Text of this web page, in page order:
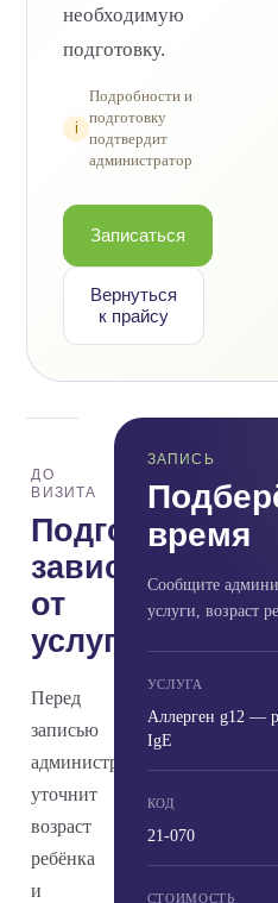
необходимую
подготовку.
i
Подробности и
подготовку
подтвердит
администратор
Записаться
Вернуться
к прайсу
ДО
ВИЗИТА
Подготовка
зависит
от
услуги
Перед
записью
администратор
уточнит
возраст
ребёнка
и
ЗАПИСЬ
время
Сообщите
услуги, возраст
УСЛУГА
Аллерген g12 —
IgE
КОД
21-070
СТОИМОСТЬ